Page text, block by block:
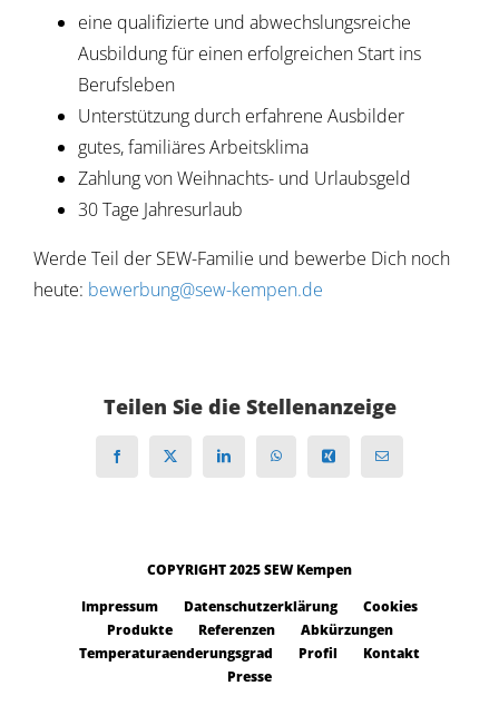
eine qualifizierte und abwechslungsreiche
Ausbildung für einen erfolgreichen Start ins
Berufsleben
Unterstützung durch erfahrene Ausbilder
gutes, familiäres Arbeitsklima
Zahlung von Weihnachts- und Urlaubsgeld
30 Tage Jahresurlaub
Werde Teil der SEW-Familie und bewerbe Dich noch
heute: bewerbung@sew-kempen.de
Teilen Sie die Stellenanzeige
FacebookX LinkedIn WhatsAppXing
E-
COPYRIGHT 2025 SEW Kempen
Impressum
Datenschutzerklärung
Cookies
Produkte
Referenzen
Abkürzungen
Temperaturaenderungsgrad
Profil
Kontakt
Presse